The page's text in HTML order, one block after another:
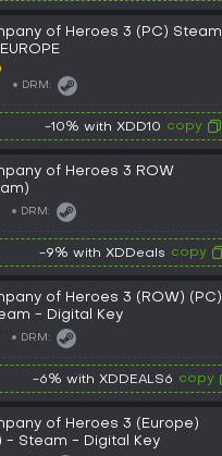
of Heroes 3 (PC) Steam
DRM:
-10% with XDD10 copy
of Heroes 3 ROW
DRM:
-9% with XDDeals copy
of Heroes 3 (ROW) (PC)
- Digital Key
DRM:
-6% with XDDEALS6 copy
of Heroes 3 (Europe)
- Steam - Digital Key